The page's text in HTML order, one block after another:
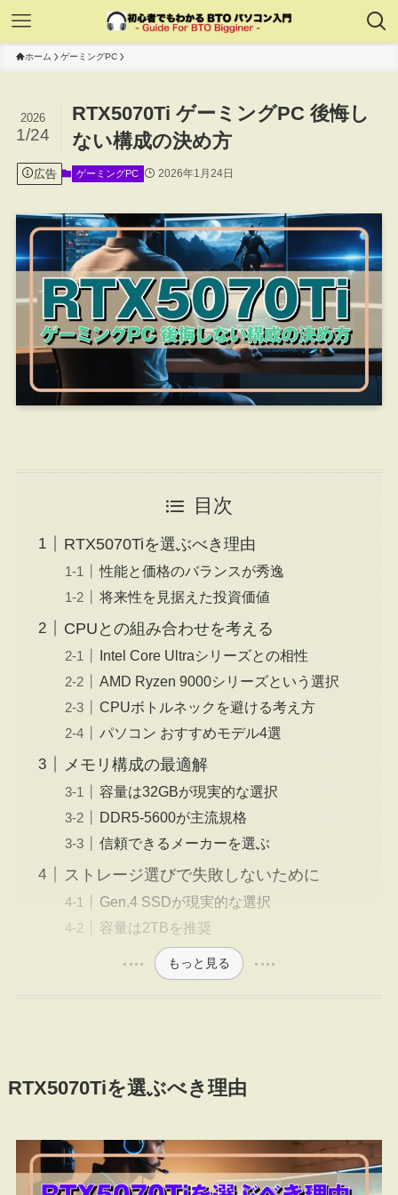
ホーム ゲーミングPC
RTX5070Ti ゲーミングPC 後悔し
ない構成の決め方
2026
1/24
広告 ゲーミングPC 2026年1月24日
目次
RTX5070Tiを選ぶべき理由
性能と価格のバランスが秀逸
将来性を見据えた投資価値
CPUとの組み合わせを考える
Intel Core Ultraシリーズとの相性
AMD Ryzen 9000シリーズという選択
CPUボトルネックを避ける考え方
パソコン おすすめモデル4選
メモリ構成の最適解
容量は32GBが現実的な選択
DDR5-5600が主流規格
信頼できるメーカーを選ぶ
ストレージ選びで失敗しないために
Gen.4 SSDが現実的な選択
容量は2TBを推奨
もっと見る
RTX5070Tiを選ぶべき理由